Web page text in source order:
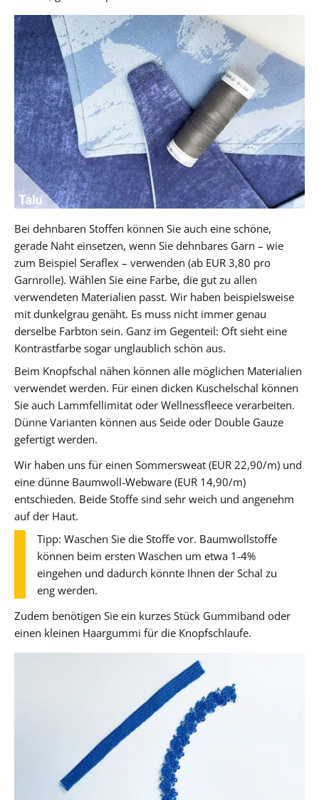
Bei dehnbaren Stoffen können Sie auch eine schöne,
gerade Naht einsetzen, wenn Sie dehnbares Garn – wie
zum Beispiel Seraflex – verwenden (ab EUR 3,80 pro
Garnrolle). Wählen Sie eine Farbe, die gut zu allen
verwendeten Materialien passt. Wir haben beispielsweise
mit dunkelgrau genäht. Es muss nicht immer genau
derselbe Farbton sein. Ganz im Gegenteil: Oft sieht eine
Kontrastfarbe sogar unglaublich schön aus.
Beim Knopfschal nähen können alle möglichen Materialien
verwendet werden. Für einen dicken Kuschelschal können
Sie auch Lammfellimitat oder Wellnessfleece verarbeiten.
Dünne Varianten können aus Seide oder Double Gauze
gefertigt werden.
Wir haben uns für einen Sommersweat (EUR 22,90/m) und
eine dünne Baumwoll-Webware (EUR 14,90/m)
entschieden. Beide Stoffe sind sehr weich und angenehm
auf der Haut.
Tipp: Waschen Sie die Stoffe vor. Baumwollstoffe
können beim ersten Waschen um etwa 1-4%
eingehen und dadurch könnte Ihnen der Schal zu
eng werden.
Zudem benötigen Sie ein kurzes Stück Gummiband oder
einen kleinen Haargummi für die Knopfschlaufe.